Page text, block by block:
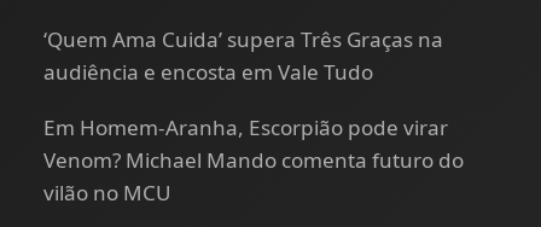
‘Quem Ama Cuida’ supera Três Graças na
audiência e encosta em Vale Tudo
Em Homem-Aranha, Escorpião pode virar
Venom? Michael Mando comenta futuro do
vilão no MCU